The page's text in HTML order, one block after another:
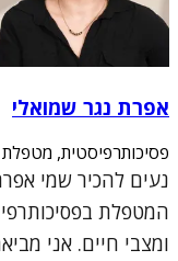
אפרת נגר שמואלי
פסיכותרפיסטית, מטפלת CBT, מטפלת זוגית ומשפחתית
נעים להכיר שמי
ומצבי חיים. אני